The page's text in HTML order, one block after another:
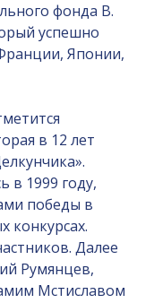
фонда В.
успешно
Японии,
в 12 лет
в 1999 году,
победы в
конкурсах.
Далее
Румянцев,
Мстиславом